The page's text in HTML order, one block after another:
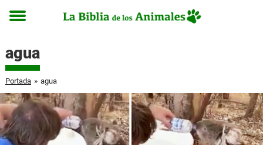
Toggle
agua
Portada » agua